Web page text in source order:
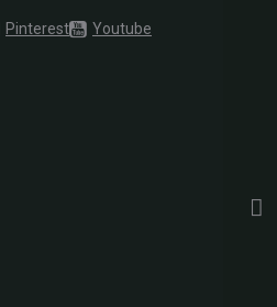
Pinterest Youtube